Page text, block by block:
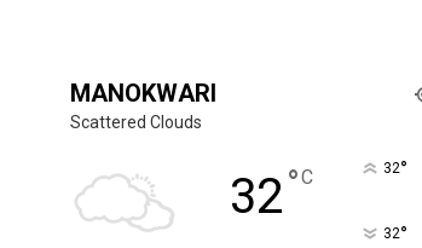
MANOKWARI
Scattered Clouds
32°C 32°
32°